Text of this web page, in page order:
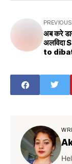
अब करे
अलविदा Say Goodby
to